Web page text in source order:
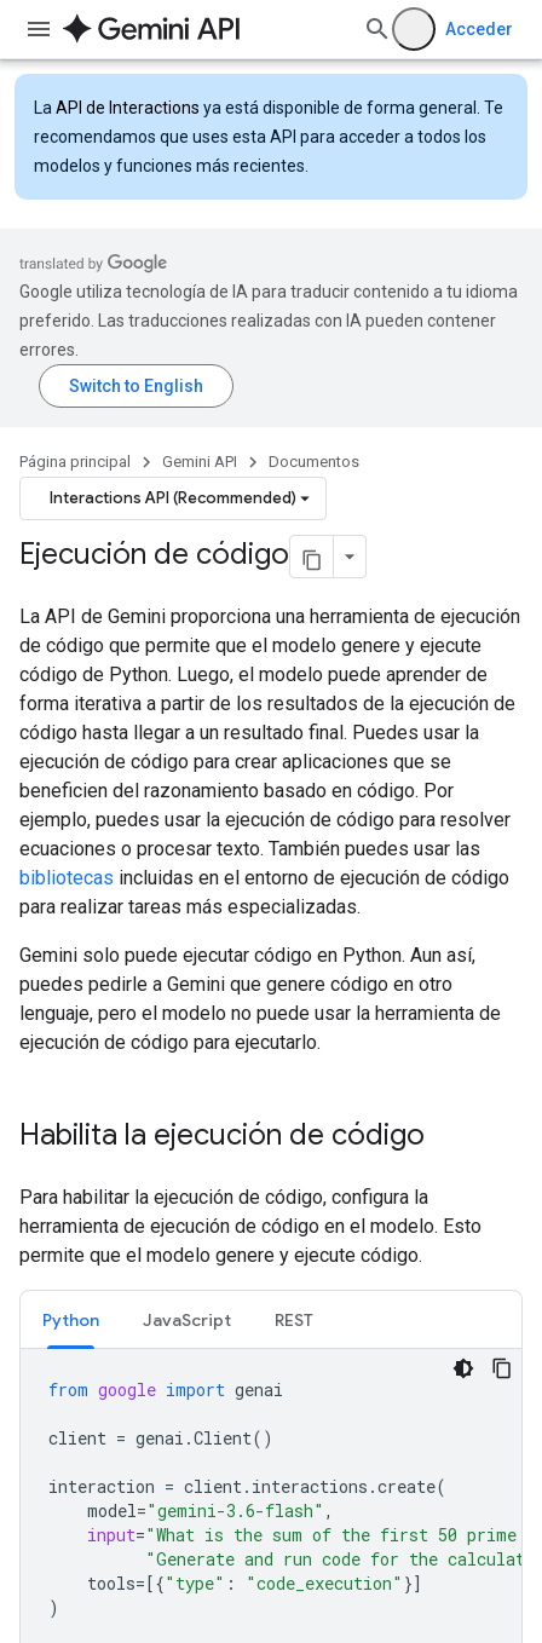
Acceder
La API de Interactions ya está disponible de forma general. Te
recomendamos que uses esta API para acceder a todos los
modelos y funciones más recientes.
Google utiliza tecnología de IA para traducir contenido a tu idioma
preferido. Las traducciones realizadas con IA pueden contener
errores.
Página principal Gemini API Documentos
Interactions API (Recommended)
Ejecución de código
La API de Gemini proporciona una herramienta de ejecución
de código que permite que el modelo genere y ejecute
código de Python. Luego, el modelo puede aprender de
forma iterativa a partir de los resultados de la ejecución de
código hasta llegar a un resultado final. Puedes usar la
ejecución de código para crear aplicaciones que se
beneficien del razonamiento basado en código. Por
ejemplo, puedes usar la ejecución de código para resolver
ecuaciones o procesar texto. También puedes usar las
bibliotecas incluidas en el entorno de ejecución de código
para realizar tareas más especializadas.
Gemini solo puede ejecutar código en Python. Aun así,
puedes pedirle a Gemini que genere código en otro
lenguaje, pero el modelo no puede usar la herramienta de
ejecución de código para ejecutarlo.
Habilita la ejecución de código
Para habilitar la ejecución de código, configura la
herramienta de ejecución de código en el modelo. Esto
permite que el modelo genere y ejecute código.
Python JavaScript REST
from google import genai
client = genai .Client()
interaction = client. interactions .create(
model="gemini-3.6-flash" ,
input="What is the sum of the first 50 prime
"Generate and run code for the
tools=[{"type" : "code_execution" }]
)